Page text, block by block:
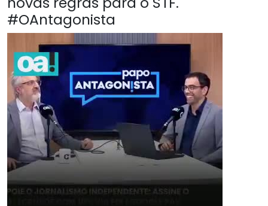
#OAntagonista